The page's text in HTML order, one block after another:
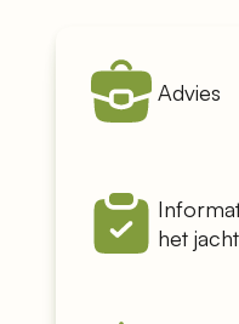
Advies
het